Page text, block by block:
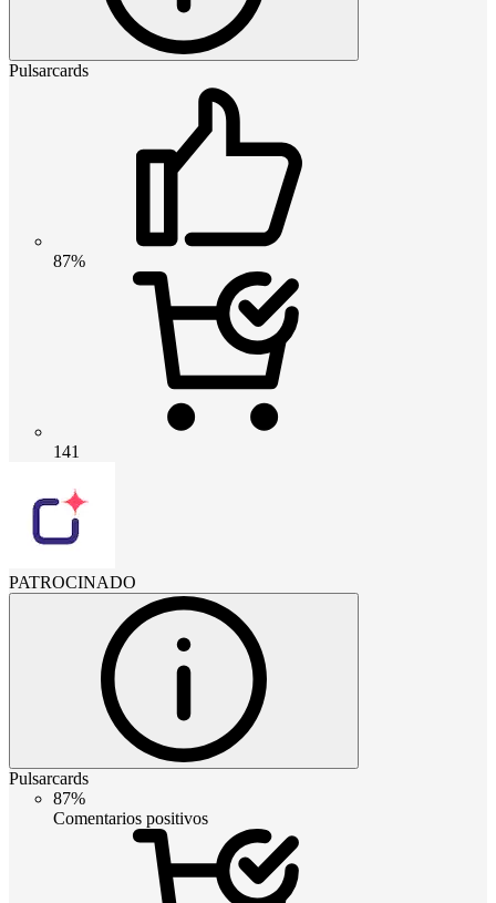
Pulsarcards
87%
141
PATROCINADO
Pulsarcards
87%
Comentarios positivos